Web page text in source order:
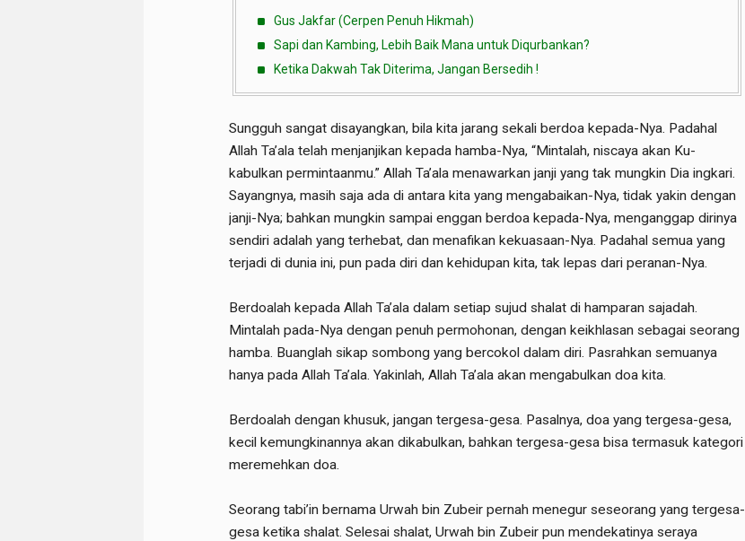
Gus Jakfar (Cerpen Penuh Hikmah)
Sapi dan Kambing, Lebih Baik Mana untuk Diqurbankan?
Ketika Dakwah Tak Diterima, Jangan Bersedih !
Sungguh sangat disayangkan, bila kita jarang sekali berdoa kepada-Nya. Padahal
Allah Ta’ala telah menjanjikan kepada hamba-Nya, “Mintalah, niscaya akan Ku-
kabulkan permintaanmu.” Allah Ta’ala menawarkan janji yang tak mungkin Dia ingkari.
Sayangnya, masih saja ada di antara kita yang mengabaikan-Nya, tidak yakin dengan
janji-Nya; bahkan mungkin sampai enggan berdoa kepada-Nya, menganggap dirinya
sendiri adalah yang terhebat, dan menafikan kekuasaan-Nya. Padahal semua yang
terjadi di dunia ini, pun pada diri dan kehidupan kita, tak lepas dari peranan-Nya.
Berdoalah kepada Allah Ta’ala dalam setiap sujud shalat di hamparan sajadah.
Mintalah pada-Nya dengan penuh permohonan, dengan keikhlasan sebagai seorang
hamba. Buanglah sikap sombong yang bercokol dalam diri. Pasrahkan semuanya
hanya pada Allah Ta’ala. Yakinlah, Allah Ta’ala akan mengabulkan doa kita.
Berdoalah dengan khusuk, jangan tergesa-gesa. Pasalnya, doa yang tergesa-gesa,
kecil kemungkinannya akan dikabulkan, bahkan tergesa-gesa bisa termasuk kategori
meremehkan doa.
Seorang tabi’in bernama Urwah bin Zubeir pernah menegur seseorang yang tergesa-
gesa ketika shalat. Selesai shalat, Urwah bin Zubeir pun mendekatinya seraya